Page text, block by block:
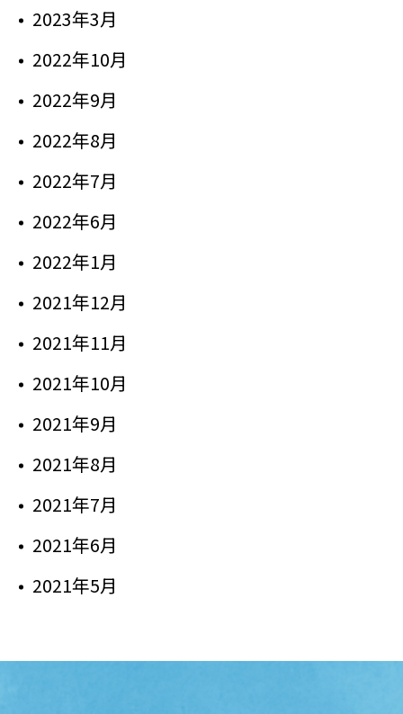
2023年3月
2022年10月
2022年9月
2022年8月
2022年7月
2022年6月
2022年1月
2021年12月
2021年11月
2021年10月
2021年9月
2021年8月
2021年7月
2021年6月
2021年5月